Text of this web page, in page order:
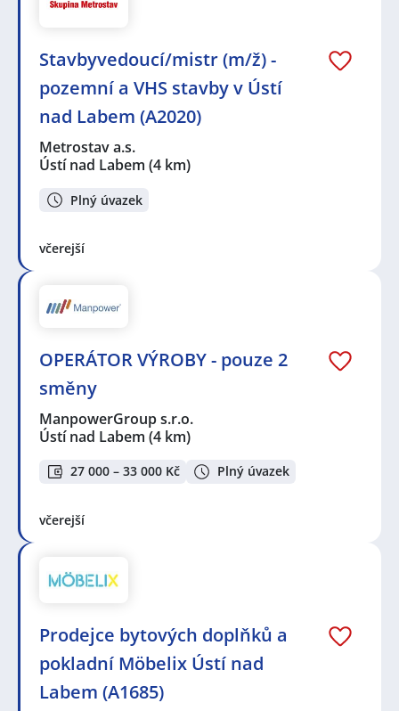
Stavbyvedoucí/mistr (m/ž) -
pozemní a VHS stavby v Ústí
nad Labem (A2020)
Metrostav a.s.
Ústí nad Labem (4 km)
Plný úvazek
včerejší
OPERÁTOR VÝROBY - pouze 2
směny
ManpowerGroup s.r.o.
Ústí nad Labem (4 km)
27 000 – 33 000 Kč Plný úvazek
včerejší
Prodejce bytových doplňků a
pokladní Möbelix Ústí nad
Labem (A1685)